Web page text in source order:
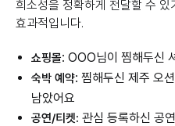
희소성을 정확하게 전달할 수
효과적입니다.
쇼핑몰: OOO님이 찜해두신
숙박 예약: 찜해두신 제주 오
남았어요
공연/티켓: 관심 등록하신 공